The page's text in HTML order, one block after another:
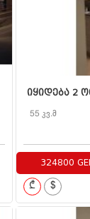
იყიდება 2
55 კვ.მ
324800
₾ $